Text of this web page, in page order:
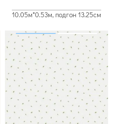
10.05м*0.53м, подгон 13.25см